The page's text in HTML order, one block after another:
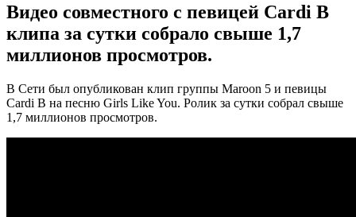
Видео совместного с певицей Cardi B
клипа за сутки собрало свыше 1,7
миллионов просмотров.
В Сети был опубликован клип группы Maroon 5 и певицы
Cardi B на песню Girls Like You. Ролик за сутки собрал свыше
1,7 миллионов просмотров.